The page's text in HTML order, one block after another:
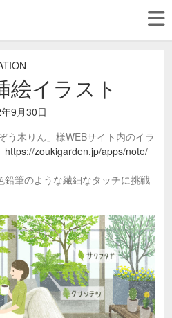
絵イラスト
9月30日
う木りん」様WEBサイト内のイラ
https://zoukigarden.jp/apps/note/
筆のような繊細なタッチに挑戦